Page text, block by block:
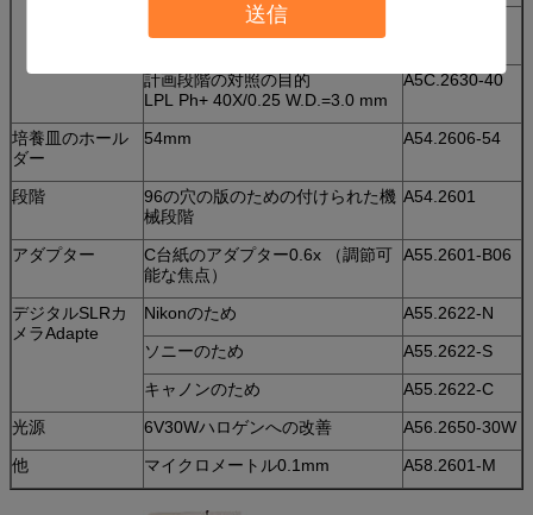
送信
計画段階の対照の目的
LPL Ph+ 10x/0.25 W.D.=7.9 mm
計画段階の対照の目的
LPL Ph+ 40X/0.25 W.D.=3.0 mm
A5C.2630-40
培養皿のホール
ダー
54mm A54.2606-54
段階
96の穴の版のための付けられた機
械段階
A54.2601
アダプター
C台紙のアダプター0.6x （調節可
能な焦点）
A55.2601-B06
デジタルSLRカ
メラAdapte
Nikonのため
A55.2622-N
ソニーのため
A55.2622-S
キャノンのため
A55.2622-C
光源
6V30Wハロゲンへの改善
A56.2650-30W
他
マイクロメートル0.1mm A58.2601-M